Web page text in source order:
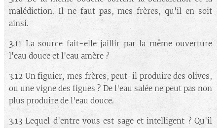
malédiction. Il ne faut pas, mes frères, qu'il en soit
ainsi.
3.11 La source fait-elle jaillir par la même ouverture
l'eau douce et l'eau amère ?
3.12 Un figuier, mes frères, peut-il produire des olives,
ou une vigne des figues ? De l'eau salée ne peut pas non
plus produire de l'eau douce.
3.13 Lequel d'entre vous est sage et intelligent ? Qu'il